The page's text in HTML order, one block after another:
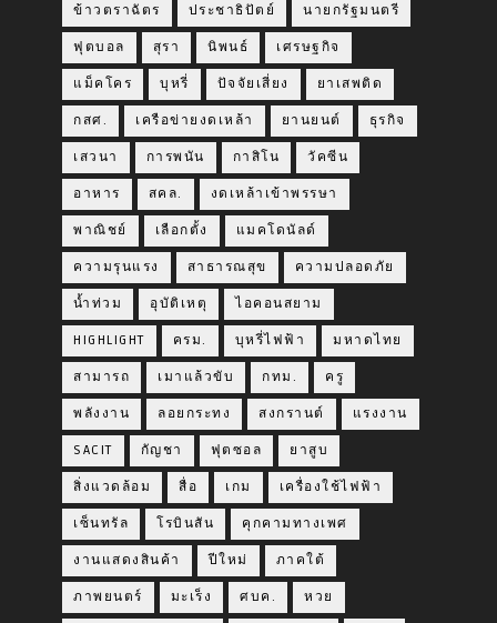
ข้าวตราฉัตร ประชาธิปัตย์ นายกรัฐมนตรี
ฟุตบอล สุรา นิพนธ์ เศรษฐกิจ
แม็คโคร บุหรี่ ปัจจัยเสี่ยง ยาเสพติด
กสศ. เครือข่ายงดเหล้า ยานยนต์ ธุรกิจ
เสวนา การพนัน กาสิโน วัคซีน
อาหาร สคล. งดเหล้าเข้าพรรษา
พาณิชย์ เลือกตั้ง แมคโดนัลด์
ความรุนแรง สาธารณสุข ความปลอดภัย
น้ำท่วม อุบัติเหตุ ไอคอนสยาม
HIGHLIGHT ครม. บุหรี่ไฟฟ้า มหาดไทย
สามารถ เมาแล้วขับ กทม. ครู
พลังงาน ลอยกระทง สงกรานต์ แรงงาน
SACIT กัญชา ฟุตซอล ยาสูบ
สิ่งแวดล้อม สื่อ เกม เครื่องใช้ไฟฟ้า
เซ็นทรัล โรบินสัน คุกคามทางเพศ
งานแสดงสินค้า ปีใหม่ ภาคใต้
ภาพยนตร์ มะเร็ง ศบค. หวย